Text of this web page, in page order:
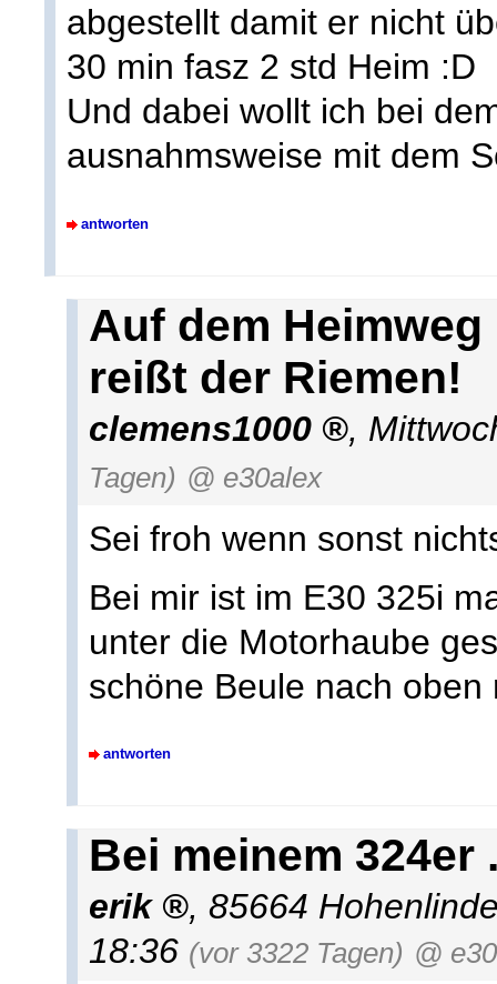
abgestellt damit er nicht
30 min fasz 2 std Heim :D
Und dabei wollt ich bei
ausnahmsweise mit dem
antworten
Auf dem
reißt der Riemen!
clemens1000 ,
Tagen) @ e30alex
Sei froh wenn sonst
Bei mir ist im E30 325i
unter die Motorhaube
schöne Beule nach oben
antworten
Bei meinem 324er
erik , 85664
18:36 (vor 3322 Tagen) @